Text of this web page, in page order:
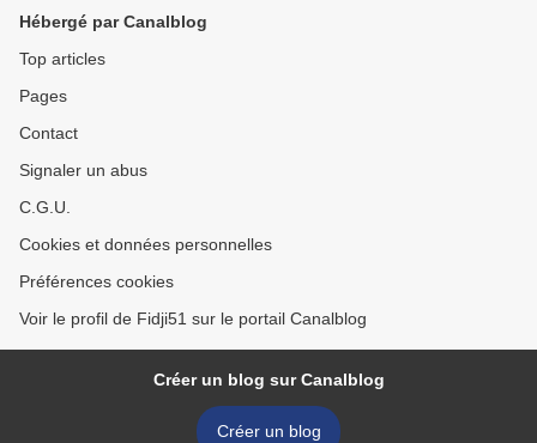
Hébergé par Canalblog
Top articles
Pages
Contact
Signaler un abus
C.G.U.
Cookies et données personnelles
Préférences cookies
Voir le profil de Fidji51 sur le portail Canalblog
Créer un blog sur Canalblog
Créer un blog